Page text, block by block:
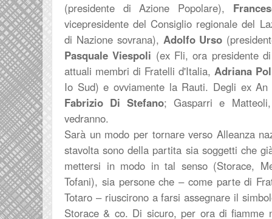
(presidente di Azione Popolare),
vicepresidente del Consiglio regionale del
di Nazione sovrana), Adolfo Urso
Pasquale Viespoli (ex Fli, ora presidente
attuali membri di Fratelli d'Italia, Adriana
Io Sud) e ovviamente la Rauti. Degli ex
Fabrizio Di Stefano; Gasparri e
vedranno.
Sarà un modo per tornare verso Alleanza
stavolta sono della partita sia soggetti che
mettersi in modo in tal senso (Storace,
Tofani), sia persone che – come parte di
Totaro – riuscirono a farsi assegnare il
Storace & co. Di sicuro, per ora di fiamme